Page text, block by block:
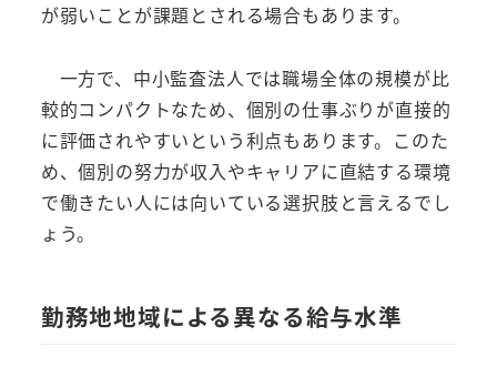
が弱いことが課題とされる場合もあります。
一方で、中小監査法人では職場全体の規模が比
較的コンパクトなため、個別の仕事ぶりが直接的
に評価されやすいという利点もあります。このた
め、個別の努力が収入やキャリアに直結する環境
で働きたい人には向いている選択肢と言えるでし
ょう。
勤務地地域による異なる給与水準